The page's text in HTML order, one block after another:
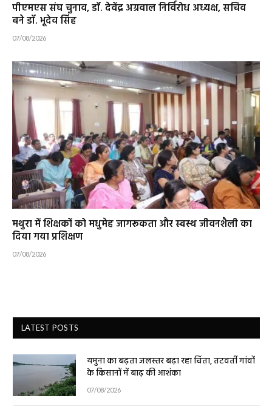
पीएमएस संघ चुनाव, डॉ. देवेंद्र अग्रवाल निर्विरोध अध्यक्ष, सचिव
बने डॉ. भूदेव सिंह
07/08/2026
मथुरा में शिक्षकों को मधुमेह जागरूकता और स्वस्थ जीवनशैली का
दिया गया प्रशिक्षण
07/08/2026
LATEST POSTS
यमुना का बढ़ता जलस्तर बढ़ा रहा चिंता, तटवर्ती गांवों
के किसानों में बाढ़ की आशंका
07/08/2026